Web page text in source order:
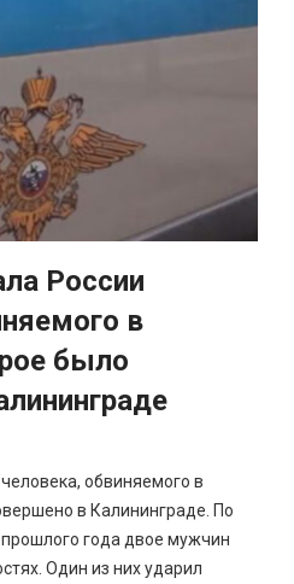
России
в
было
обвиняемого в
в Калининграде. По
года двое мужчин
Один из них ударил